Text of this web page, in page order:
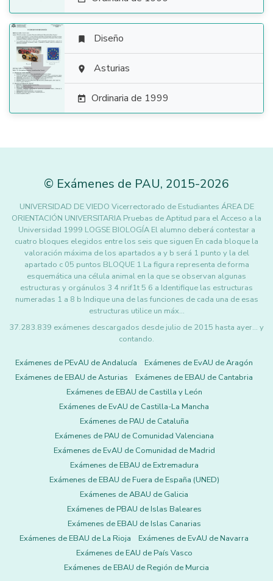

 Diseño
 Asturias
 Ordinaria de 1999
© Exámenes de PAU, 2015-2026
UNIVERSIDAD DE VIEDO Vicerrectorado de Estudiantes ÁREA DE
ORIENTACIÓN UNIVERSITARIA Pruebas de Aptitud para el Acceso a la
Universidad 1999 LOGSE BIOLOGÍA El alumno deberá contestar a
cuatro bloques elegidos entre los seis que siguen En cada bloque la
valoración máxima de los apartados a y b será 1 punto y la del
apartado c 05 puntos BLOQUE 1 La figura representa de forma
esquemática una célula animal en la que se observan algunas
estructuras y orgánulos 3 4 nrif1t 5 6 a Identifique las estructuras
numeradas 1 a 8 b Indique una de las funciones de cada una de esas
estructuras utilice un máx…
37.283.839 exámenes descargados desde julio de 2015 hasta ayer... y
contando.
Exámenes de PEvAU de Andalucía
Exámenes de EvAU de Aragón
Exámenes de EBAU de Asturias
Exámenes de EBAU de Cantabria
Exámenes de EBAU de Castilla y León
Exámenes de EvAU de Castilla-La Mancha
Exámenes de PAU de Cataluña
Exámenes de PAU de Comunidad Valenciana
Exámenes de EvAU de Comunidad de Madrid
Exámenes de EBAU de Extremadura
Exámenes de EBAU de Fuera de España (UNED)
Exámenes de ABAU de Galicia
Exámenes de PBAU de Islas Baleares
Exámenes de EBAU de Islas Canarias
Exámenes de EBAU de La Rioja
Exámenes de EvAU de Navarra
Exámenes de EAU de País Vasco
Exámenes de EBAU de Región de Murcia